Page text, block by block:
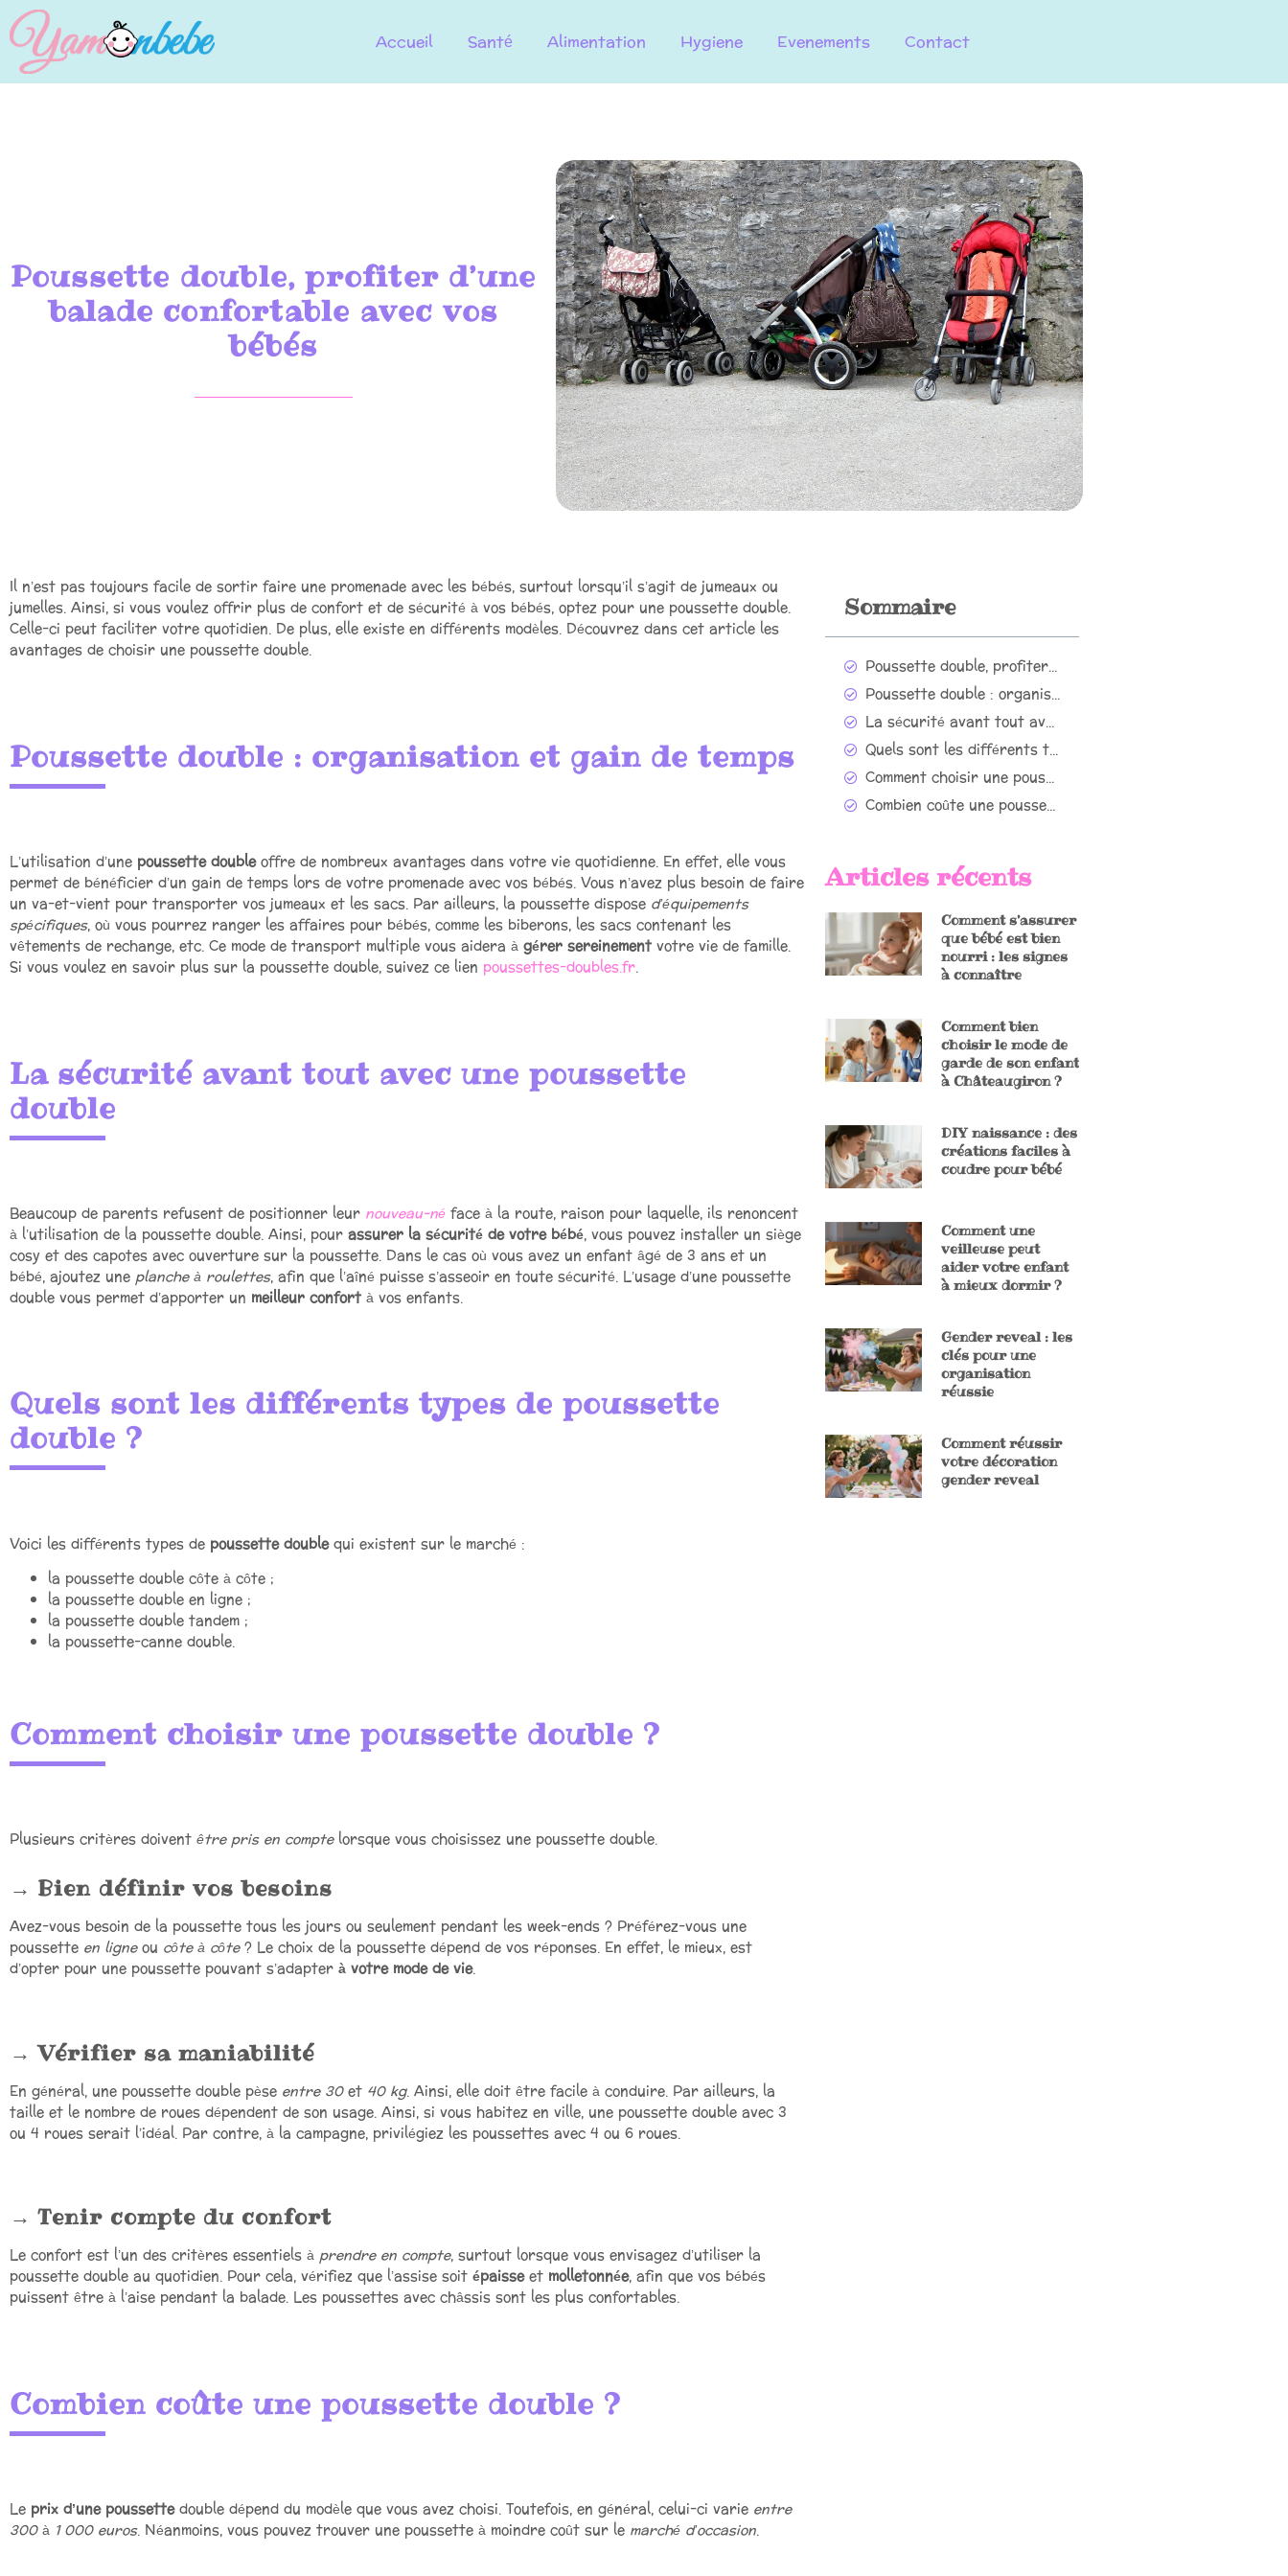
Accueil Santé Alimentation Hygiene Evenements Contact
Poussette double, profiter d’une
balade confortable avec vos
bébés
Il n’est pas toujours facile de sortir faire une promenade avec les bébés, surtout lorsqu’il s’agit de jumeaux ou
jumelles. Ainsi, si vous voulez offrir plus de confort et de sécurité à vos bébés, optez pour une poussette double.
Celle-ci peut faciliter votre quotidien. De plus, elle existe en différents modèles. Découvrez dans cet article les
avantages de choisir une poussette double.
Poussette double : organisation et gain de temps
L’utilisation d’une poussette doubleoffre de nombreux avantages dans votre vie quotidienne. En effet, elle vous
permet de bénéficier d’un gain de temps lors de votre promenade avec vos bébés. Vous n’avez plus besoin de faire
un va-et-vient pour transporter vos jumeaux et les sacs. Par ailleurs, la poussette dispose d’équipements
spécifiques, où vous pourrez ranger les affaires pour bébés, comme les biberons, les sacs contenant les
vêtements de rechange, etc. Ce mode de transport multiple vous aidera à gérer sereinement votre vie de famille.
Si vous voulez en savoir plus sur la poussette double, suivez ce lien poussettes-doubles.fr.
La sécurité avant tout avec une poussette
double
Beaucoup de parents refusent de positionner leur nouveau-né face à la route, raison pour laquelle, ils renoncent
à l’utilisation de la poussette double. Ainsi, pour assurer la sécurité de votre bébé, vous pouvez installer un siège
cosy et des capotes avec ouverture sur la poussette. Dans le cas où vous avez un enfant âgé de 3 ans et un
bébé, ajoutez une planche à roulettes, afin que l’aîné puisse s’asseoir en toute sécurité. L’usage d’une poussette
double vous permet d’apporter un meilleur confort à vos enfants.
Quels sont les différents types de poussette
double ?
Voici les différents types de poussette doublequi existent sur le marché :
la poussette double côte à côte ;
la poussette double en ligne ;
la poussette double tandem ;
la poussette-canne double.
Comment choisir une poussette double ?
Plusieurs critères doivent être pris en comptelorsque vous choisissez une poussette double.
Bien définir vos besoins
Avez-vous besoin de la poussette tous les jours ou seulement pendant les week-ends ? Préférez-vous une
poussette en ligneou côte à côte? Le choix de la poussette dépend de vos réponses. En effet, le mieux, est
d’opter pour une poussette pouvant s’adapter à votre mode de vie.
Vérifier sa maniabilité
En général, une poussette double pèse entre 30et 40 kg. Ainsi, elle doit être facile à conduire. Par ailleurs, la
taille et le nombre de roues dépendent de son usage. Ainsi, si vous habitez en ville, une poussette double avec 3
ou 4 roues serait l’idéal. Par contre, à la campagne, privilégiez les poussettes avec 4 ou 6 roues.
Tenir compte du confort
Le confort est l’un des critères essentiels à prendre en compte, surtout lorsque vous envisagez d’utiliser la
poussette double au quotidien. Pour cela, vérifiez que l’assise soit épaisseet molletonnée, afin que vos bébés
puissent être à l’aise pendant la balade. Les poussettes avec châssis sont les plus confortables.
Combien coûte une poussette double ?
Le prix d’une poussettedouble dépend du modèle que vous avez choisi. Toutefois, en général, celui-ci varie entre
300à 1 000 euros. Néanmoins, vous pouvez trouver une poussette à moindre coût sur le marché d’occasion.
Sommaire
Poussette double, profiter d’une balade confortable avec vos bébés
Poussette double : organisation et gain de temps
La sécurité avant tout avec une poussette double
Quels sont les différents types de poussette double ?
Comment choisir une poussette double ?
Combien coûte une poussette double ?
Articles récents
Comment s’assurer
que bébé est bien
nourri : les signes
à connaître
Comment bien
choisir le mode de
garde de son enfant
à Châteaugiron ?
DIY naissance : des
créations faciles à
coudre pour bébé
Comment une
veilleuse peut
aider votre enfant
à mieux dormir ?
Gender reveal : les
clés pour une
organisation
réussie
Comment réussir
votre décoration
gender reveal